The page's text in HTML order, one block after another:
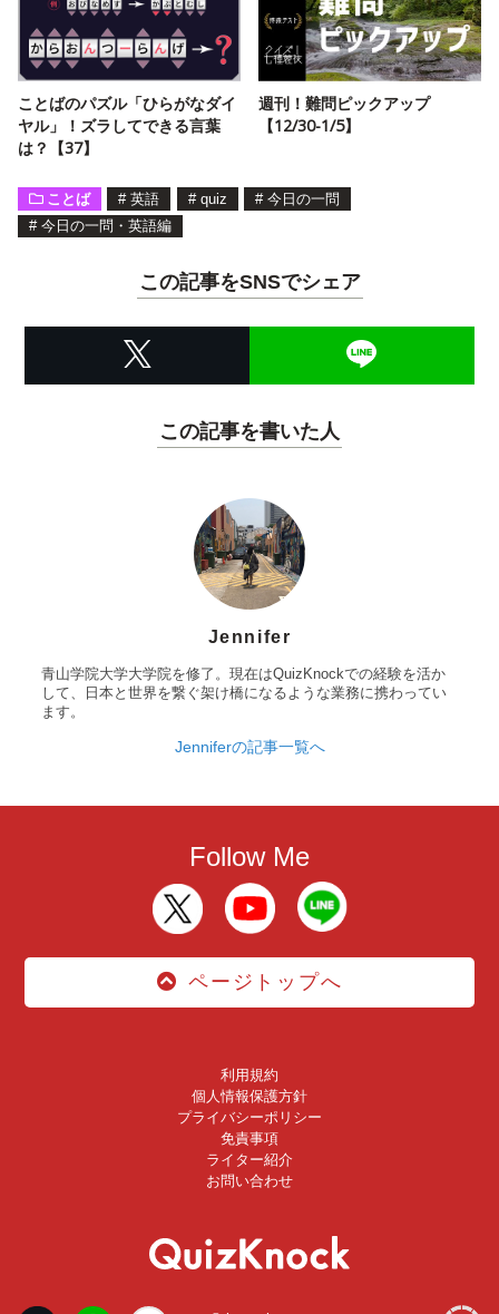
ことばのパズル「ひらがなダイ
ヤル」！ズラしてできる言葉
は？【37】
週刊！難問ピックアップ
【12/30-1/5】
ことば # 英語 # quiz # 今日の一問
# 今日の一問・英語編
この記事をSNSでシェア
この記事を書いた人
Jennifer
青山学院大学大学院を修了。現在はQuizKnockでの経験を活か
して、日本と世界を繋ぐ架け橋になるような業務に携わってい
ます。
Jenniferの記事一覧へ
Follow Me
ページトップへ
利用規約
個人情報保護方針
プライバシーポリシー
免責事項
ライター紹介
お問い合わせ